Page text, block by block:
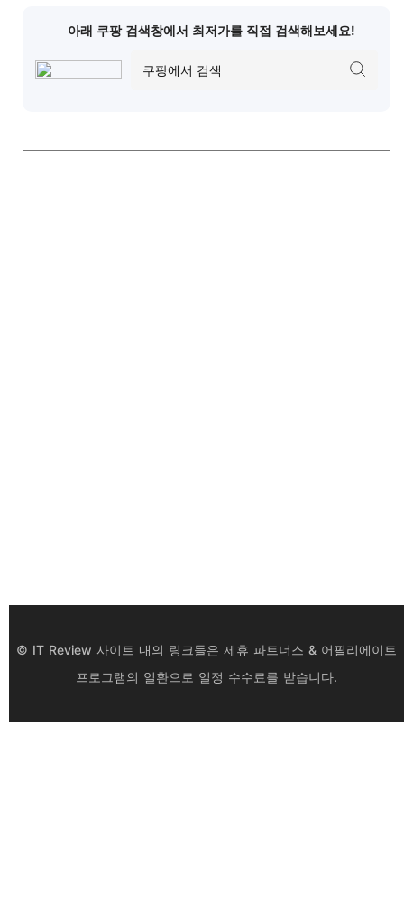
아래 쿠팡 검색창에서 최저가를 직접 검색해보세요!
© IT Review 사이트 내의 링크들은 제휴 파트너스 & 어필리에이트
프로그램의 일환으로 일정 수수료를 받습니다.